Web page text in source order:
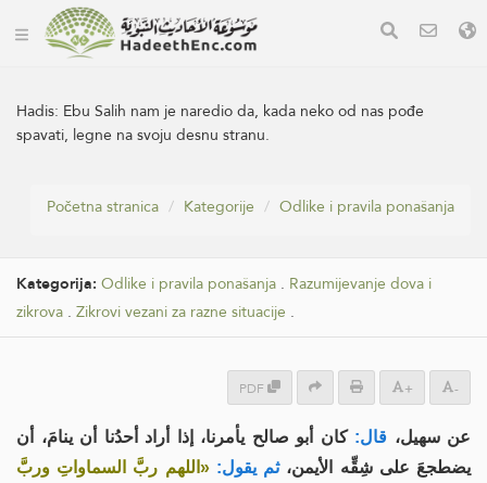
Hadis: Ebu Salih nam je naredio da, kada neko od nas pođe
spavati, legne na svoju desnu stranu.
Početna stranica Kategorije Odlike i pravila ponašanja
Kategorija: Odlike i pravila ponašanja . Razumijevanje dova i
zikrova . Zikrovi vezani za razne situacije .
PDF + -
عن سهيل، قال: كان أبو صالح يأمرنا، إذا أراد أحدُنا أن ينامَ، أن
يضطجعَ على شِقِّه الأيمن، ثم يقول: «اللهم ربَّ السماواتِ وربَّ